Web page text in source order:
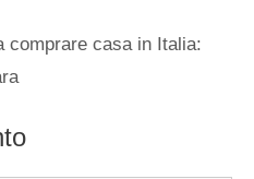
comprare casa in Italia: